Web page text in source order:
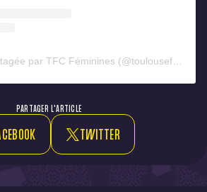
Une publication partagée par TFC Féminines (@toulousefcfeminines)
PARTAGER L'ARTICLE
TWITTER